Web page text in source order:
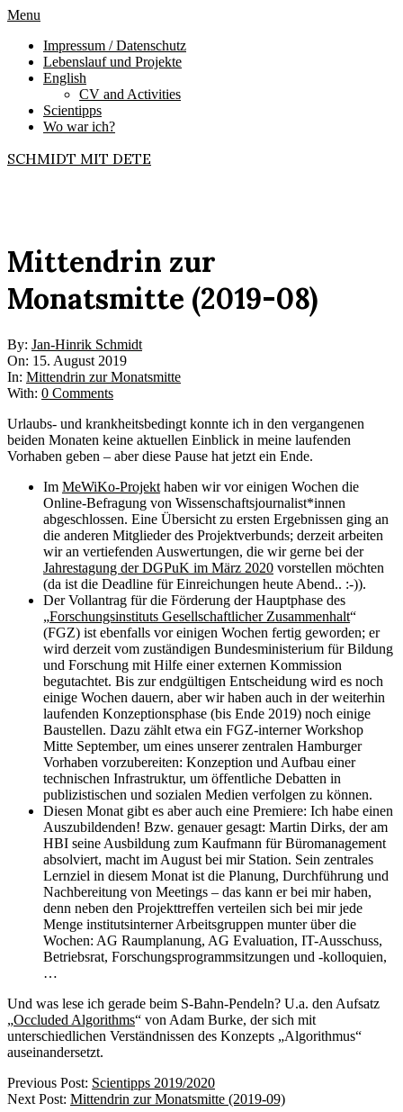
Skip
content
Primary
Menu
Menu
Impressum / Datenschutz
Lebenslauf und Projekte
English
CV and Activities
Scientipps
Wo war ich?
SCHMIDT MIT DETE
Mittendrin zur
Monatsmitte (2019-08)
By: Jan-Hinrik Schmidt
On: 15. August 2019
In: Mittendrin zur Monatsmitte
With: 0 Comments
Urlaubs- und krankheitsbedingt konnte ich in den vergangenen
beiden Monaten keine aktuellen Einblick in meine laufenden
Vorhaben geben – aber diese Pause hat jetzt ein Ende.
Im MeWiKo-Projekt haben wir vor einigen Wochen die
Online-Befragung von Wissenschaftsjournalist*innen
abgeschlossen. Eine Übersicht zu ersten Ergebnissen ging an
die anderen Mitglieder des Projektverbunds; derzeit arbeiten
wir an vertiefenden Auswertungen, die wir gerne bei der
Jahrestagung der DGPuK im März 2020 vorstellen möchten
(da ist die Deadline für Einreichungen heute Abend.. :-)).
Der Vollantrag für die Förderung der Hauptphase des
„Forschungsinstituts Gesellschaftlicher Zusammenhalt“
(FGZ) ist ebenfalls vor einigen Wochen fertig geworden; er
wird derzeit vom zuständigen Bundesministerium für Bildung
und Forschung mit Hilfe einer externen Kommission
begutachtet. Bis zur endgültigen Entscheidung wird es noch
einige Wochen dauern, aber wir haben auch in der weiterhin
laufenden Konzeptionsphase (bis Ende 2019) noch einige
Baustellen. Dazu zählt etwa ein FGZ-interner Workshop
Mitte September, um eines unserer zentralen Hamburger
Vorhaben vorzubereiten: Konzeption und Aufbau einer
technischen Infrastruktur, um öffentliche Debatten in
publizistischen und sozialen Medien verfolgen zu können.
Diesen Monat gibt es aber auch eine Premiere: Ich habe einen
Auszubildenden! Bzw. genauer gesagt: Martin Dirks, der am
HBI seine Ausbildung zum Kaufmann für Büromanagement
absolviert, macht im August bei mir Station. Sein zentrales
Lernziel in diesem Monat ist die Planung, Durchführung und
Nachbereitung von Meetings – das kann er bei mir haben,
denn neben den Projekttreffen verteilen sich bei mir jede
Menge institutsinterner Arbeitsgruppen munter über die
Wochen: AG Raumplanung, AG Evaluation, IT-Ausschuss,
Betriebsrat, Forschungsprogrammsitzungen und -kolloquien,
…
Und was lese ich gerade beim S-Bahn-Pendeln? U.a. den Aufsatz
„Occluded Algorithms“ von Adam Burke, der sich mit
unterschiedlichen Verständnissen des Konzepts „Algorithmus“
auseinandersetzt.
2019-
08-
Previous Post: Scientipps 2019/2020
Next Post: Mittendrin zur Monatsmitte (2019-09)